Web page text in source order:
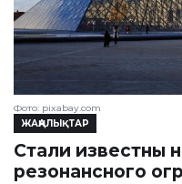
ЖАҢАЛЫҚТАР
Стали известны
резонансного
Фото: pixabay.com